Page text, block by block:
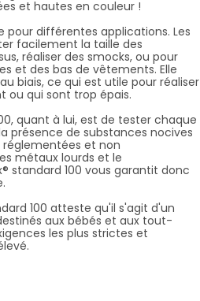
et hautes en couleur !
pour différentes applications. Les
facilement la taille des
réaliser des smocks, ou pour
et des bas de vêtements. Elle
biais, ce qui est utile pour réaliser
ou qui sont trop épais.
quant à lui, est de tester chaque
présence de substances nocives
réglementées et non
métaux lourds et le
standard 100 vous garantit donc
100 atteste qu'il s'agit d'un
aux bébés et aux tout-
les plus strictes et